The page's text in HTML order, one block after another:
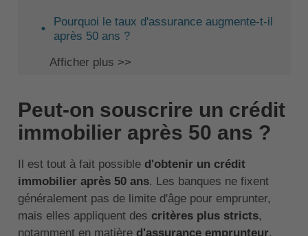
Pourquoi le taux d'assurance augmente-t-il
après 50 ans ?
Afficher plus >>
Peut-on souscrire un crédit
immobilier après 50 ans ?
Il est tout à fait possible d'obtenir un crédit
immobilier après 50 ans. Les banques ne fixent
généralement pas de limite d'âge pour emprunter,
mais elles appliquent des critères plus stricts,
notamment en matière d'assurance emprunteur.